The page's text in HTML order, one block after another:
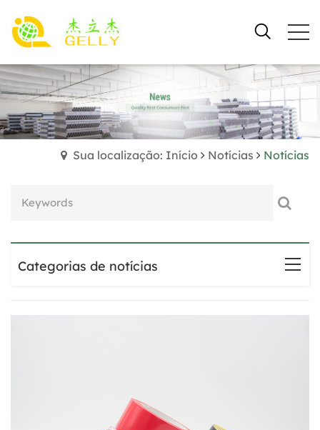
Sua localização: Início Notícias Notícias
Categorias de notícias